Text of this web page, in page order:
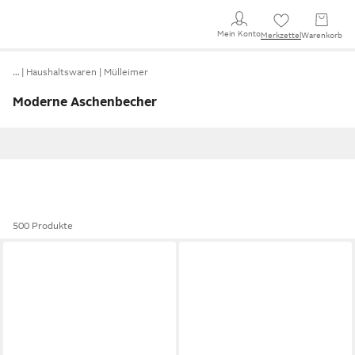
Mein KontoMerkzettel Warenkorb
… Haushaltswaren Mülleimer
Moderne Aschenbecher
500 Produkte